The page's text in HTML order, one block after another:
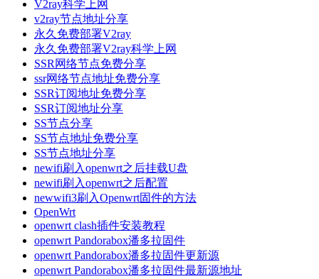
V2ray科学上网
v2ray节点地址分享
永久免费部署V2ray
永久免费部署V2ray科学上网
SSR网络节点免费分享
ssr网络节点地址免费分享
SSR订阅地址免费分享
SSR订阅地址分享
SS节点分享
SS节点地址免费分享
SS节点地址分享
newifi刷入openwrt之后挂载U盘
newifi刷入openwrt之后配置
newwifi3刷入Openwrt固件的方法
OpenWrt
openwrt clash插件安装教程
openwrt Pandorabox潘多拉固件
openwrt Pandorabox潘多拉固件更新源
openwrt Pandorabox潘多拉固件最新源地址